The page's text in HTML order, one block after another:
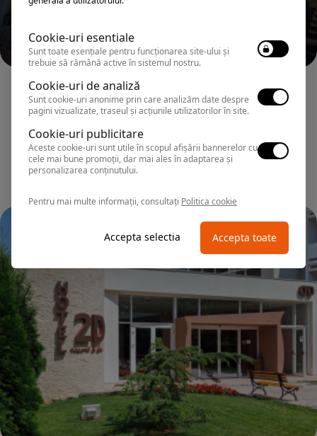
MAMAIA
Hotel ZENITH CONFERENCE&SPA ALL
INCLUSIVE
Cookie-uri esentiale
Sunt toate esențiale pentru funcționarea site-ului și
trebuie să rămână active în sistemul nostru.
Cookie-uri de analiză
Sunt cookie-uri anonime prin care analizăm date despre
pagini vizualizate, traseul și acțiunile utilizatorilor în site.
Cookie-uri publicitare
Aceste cookie-uri sunt utile în scopul afișării bannerelor cu
cele mai bune promoții, dar mai ales în adaptarea și
personalizarea conținutului.
Pentru mai multe informații, consultați Politica cookie
Accepta selectia Accepta toate